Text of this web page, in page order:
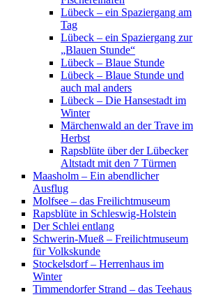
Lübeck – ein Spaziergang am
Tag
Lübeck – ein Spaziergang zur
„Blauen Stunde“
Lübeck – Blaue Stunde
Lübeck – Blaue Stunde und
auch mal anders
Lübeck – Die Hansestadt im
Winter
Märchenwald an der Trave im
Herbst
Rapsblüte über der Lübecker
Altstadt mit den 7 Türmen
Maasholm – Ein abendlicher
Ausflug
Molfsee – das Freilichtmuseum
Rapsblüte in Schleswig-Holstein
Der Schlei entlang
Schwerin-Mueß – Freilichtmuseum
für Volkskunde
Stockelsdorf – Herrenhaus im
Winter
Timmendorfer Strand – das Teehaus